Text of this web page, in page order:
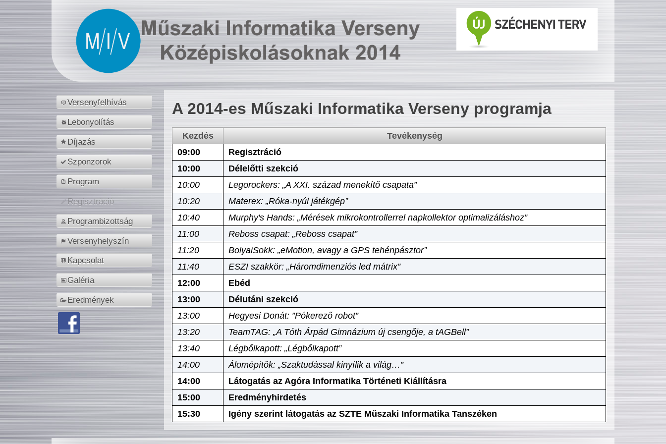
Versenyfelhívás
Lebonyolítás
Díjazás
Szponzorok
Program
Regisztráció
Programbizottság
Versenyhelyszín
Kapcsolat
Galéria
Eredmények
A 2014-es Műszaki Informatika Verseny programja
Kezdés
Tevékenység
09:00
Regisztráció
10:00
Délelőtti szekció
10:00
Legorockers: „A XXI. század menekítő csapata”
10:20
Materex: „Róka-nyúl játékgép”
10:40
Murphy's Hands: „Mérések mikrokontrollerrel napkollektor optimalizáláshoz”
11:00
Reboss csapat: „Reboss csapat”
11:20
BolyaiSokk: „eMotion, avagy a GPS tehénpásztor”
11:40
ESZI szakkör: „Háromdimenziós led mátrix”
12:00
Ebéd
13:00
Délutáni szekció
13:00
Hegyesi Donát: ”Pókerező robot”
13:20
TeamTAG: „A Tóth Árpád Gimnázium új csengője, a tAGBell”
13:40
Légbőlkapott: „Légbőlkapott”
14:00
Álomépítők: „Szaktudással kinyílik a világ…”
14:00
Látogatás az Agóra Informatika Történeti Kiállításra
15:00
Eredményhirdetés
15:30
Igény szerint látogatás az SZTE Műszaki Informatika Tanszéken